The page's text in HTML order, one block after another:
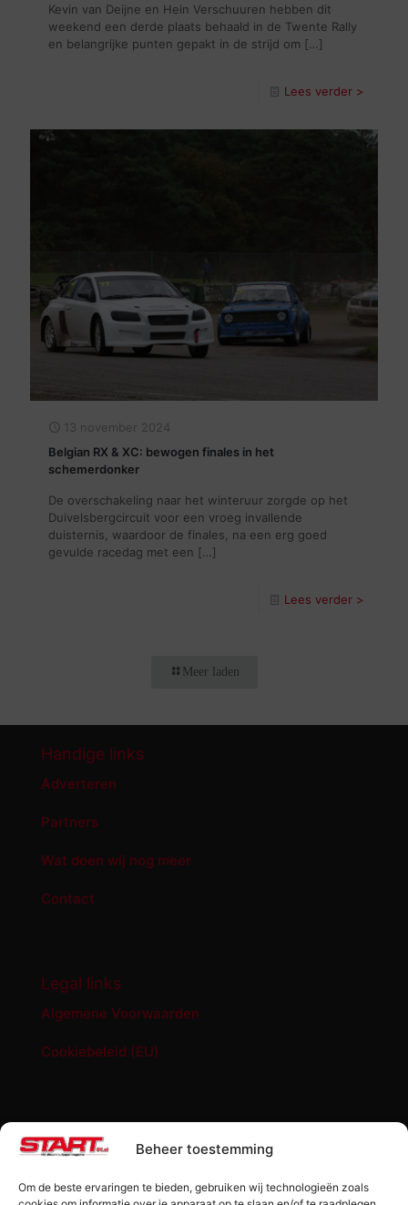
Beheer toestemming
Om de beste ervaringen te bieden, gebruiken wij technologieën zoals
Kevin van Deijne en Hein Verschuuren hebben dit
weekend een derde plaats behaald in de Twente Rally
en belangrijke punten gepakt in de strijd om […]
Lees verder >
13 november 2024
Belgian RX & XC: bewogen finales in het
schemerdonker
De overschakeling naar het winteruur zorgde op het
Duivelsbergcircuit voor een vroeg invallende
duisternis, waardoor de finales, na een erg goed
gevulde racedag met een […]
Lees verder >
Meer laden
Handige links
Adverteren
Partners
Wat doen wij nog meer
Contact
Legal links
Algemene Voorwaarden
Cookiebeleid (EU)
START '84 shop